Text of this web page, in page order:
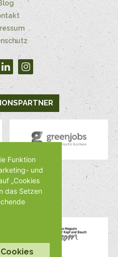
Funktion
und
„Cookies
das Setzen
Cookies